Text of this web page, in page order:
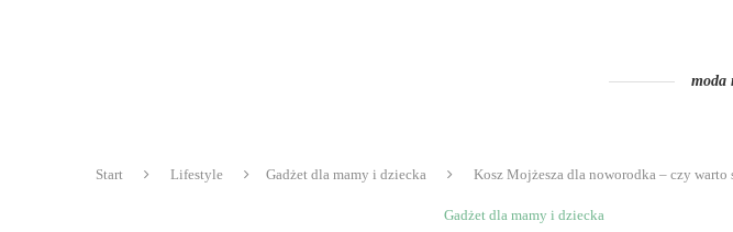
moda
Start Lifestyle Gadżet dla mamy i dziecka Kosz Mojżesza dla noworodka – czy warto
Gadżet dla mamy i dziecka